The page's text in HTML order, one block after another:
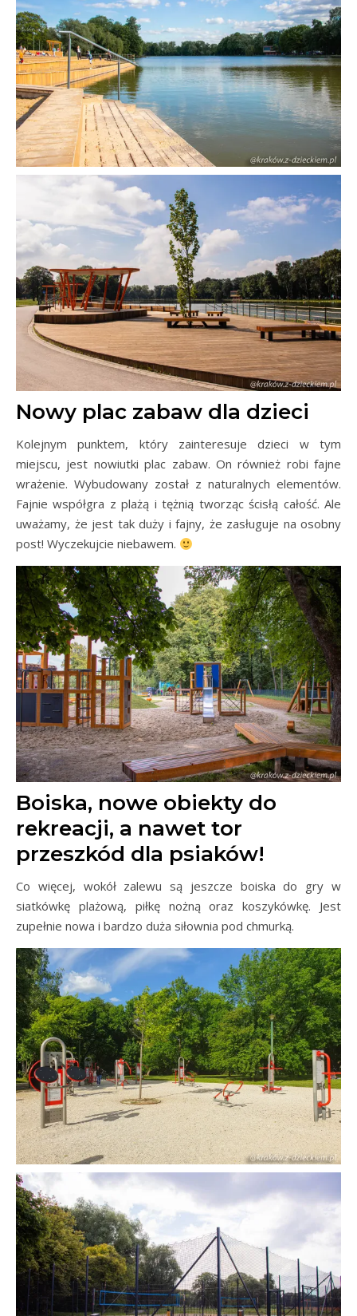
Nowy plac zabaw dla dzieci
Kolejnym punktem, który zainteresuje dzieci w tym
miejscu, jest nowiutki plac zabaw. On również robi fajne
wrażenie. Wybudowany został z naturalnych elementów.
Fajnie współgra z plażą i tężnią tworząc ścisłą całość. Ale
uważamy, że jest tak duży i fajny, że zasługuje na osobny
post! Wyczekujcie niebawem.
Boiska, nowe obiekty do
rekreacji, a nawet tor
przeszkód dla psiaków!
Co więcej, wokół zalewu są jeszcze boiska do gry w
siatkówkę plażową, piłkę nożną oraz koszykówkę. Jest
zupełnie nowa i bardzo duża siłownia pod chmurką.